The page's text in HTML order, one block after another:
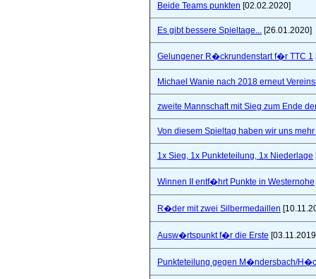
Beide Teams punkten [02.02.2020]
Es gibt bessere Spieltage... [26.01.2020]
Gelungener R�ckrundenstart f�r TTC 1
Michael Wanie nach 2018 erneut
zweite Mannschaft mit Sieg zum Ende
Von diesem Spieltag haben wir uns mehr
1x Sieg, 1x Punkteteilung, 1x Niederlage
Winnen II entf�hrt Punkte in Westernohe
R�der mit zwei Silbermedaillen
Ausw�rtspunkt f�r die Erste
Punkteteilung gegen M�ndersbach/